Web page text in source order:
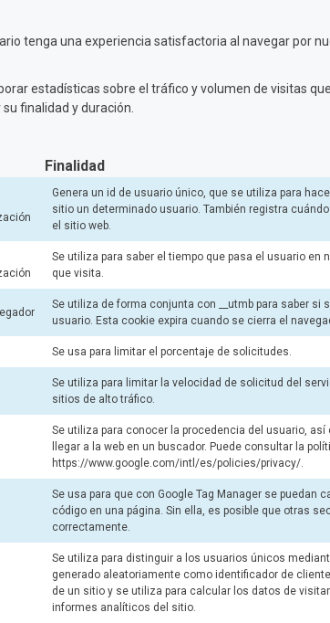
tenga una experiencia satisfactoria al navegar por
estadísticas sobre el tráfico y volumen de visitas
finalidad y duración.
Finalidad
Genera un id de usuario único, que se utiliza para
sitio un determinado usuario. También registra
el sitio web.
Se utiliza para saber el tiempo que pasa el usuario en
que visita.
Se utiliza de forma conjunta con __utmb para saber si
usuario. Esta cookie expira cuando se cierra el
Se usa para limitar el porcentaje de solicitudes.
Se utiliza para limitar la velocidad de solicitud del
sitios de alto tráfico.
Se utiliza para conocer la procedencia del usuario,
llegar a la web en un buscador. Puede consultar la
https://www.google.com/intl/es/policies/privacy/.
Se usa para que con Google Tag Manager se puedan
código en una página. Sin ella, es posible que otras
correctamente.
Se utiliza para distinguir a los usuarios únicos
generado aleatoriamente como identificador de
de un sitio y se utiliza para calcular los datos de
informes analíticos del sitio.